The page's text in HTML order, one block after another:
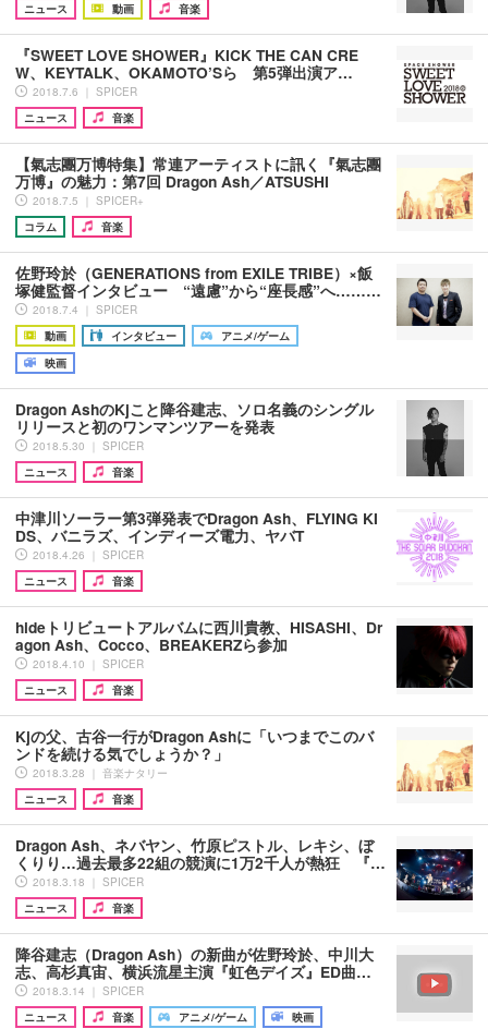
ニュース
動画 音楽
『SWEET LOVE SHOWER』KICK THE CAN CRE
W、KEYTALK、OKAMOTO’Sら 第5弾出演ア…
2018.7.6 ｜ SPICER
ニュース
音楽
【氣志團万博特集】常連アーティストに訊く『氣志團
万博』の魅力：第7回 Dragon Ash／ATSUSHI
2018.7.5 ｜ SPICER+
コラム
音楽
佐野玲於（GENERATIONS from EXILE TRIBE）×飯
塚健監督インタビュー “遠慮”から“座長感”へ………
2018.7.4 ｜ SPICER
動画
インタビュー
アニメ/ゲーム
映画
Dragon AshのKjこと降谷建志、ソロ名義のシングル
リリースと初のワンマンツアーを発表
2018.5.30 ｜ SPICER
ニュース
音楽
中津川ソーラー第3弾発表でDragon Ash、FLYING KI
DS、バニラズ、インディーズ電力、ヤバT
2018.4.26 ｜ SPICER
ニュース
音楽
hideトリビュートアルバムに西川貴教、HISASHI、Dr
agon Ash、Cocco、BREAKERZら参加
2018.4.10 ｜ SPICER
ニュース
音楽
Kjの父、古谷一行がDragon Ashに「いつまでこのバ
ンドを続ける気でしょうか？」
2018.3.28 ｜ 音楽ナタリー
ニュース
音楽
Dragon Ash、ネバヤン、竹原ピストル、レキシ、ぼ
くりり…過去最多22組の競演に1万2千人が熱狂 『…
2018.3.18 ｜ SPICER
ニュース
音楽
降谷建志（Dragon Ash）の新曲が佐野玲於、中川大
志、高杉真宙、横浜流星主演『虹色デイズ』ED曲…
2018.3.14 ｜ SPICER
ニュース
音楽 アニメ/ゲーム 映画